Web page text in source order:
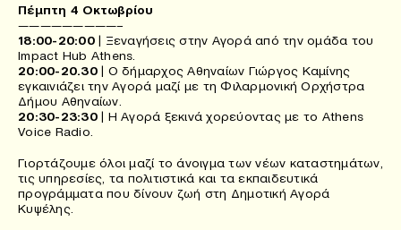
Πέμπτη 4 Οκτωβρίου
—————————–
18:00-20:00| Ξεναγήσεις στην Αγορά από την ομάδα του
Impact Hub Athens.
20:00-20.30| Ο δήμαρχος Αθηναίων Γιώργος Καμίνης
εγκαινιάζει την Αγορά μαζί με τη Φιλαρμονική Ορχήστρα
Δήμου Αθηναίων.
20:30-23:30| H Αγορά ξεκινά χορεύοντας με το Athens
Voice Radio.
Γιορτάζουμε όλοι μαζί το άνοιγμα των νέων καταστημάτων,
τις υπηρεσίες, τα πολιτιστικά και τα εκπαιδευτικά
προγράμματα που δίνουν ζωή στη Δημοτική Αγορά
Κυψέλης.